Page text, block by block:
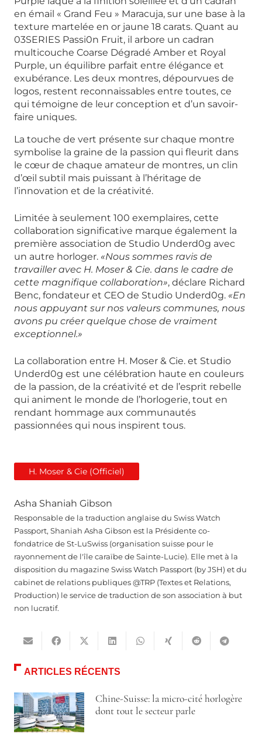
en émail « Grand Feu » Maracuja, sur une base à la
texture martelée en or jaune 18 carats. Quant au
03SERIES Passi0n Fruit, il arbore un cadran
multicouche Coarse Dégradé Amber et Royal
Purple, un équilibre parfait entre élégance et
exubérance. Les deux montres, dépourvues de
logos, restent reconnaissables entre toutes, ce
qui témoigne de leur conception et d’un savoir-
faire uniques.
La touche de vert présente sur chaque montre
symbolise la graine de la passion qui fleurit dans
le cœur de chaque amateur de montres, un clin
d’œil subtil mais puissant à l’héritage de
l’innovation et de la créativité.
Limitée à seulement 100 exemplaires, cette
collaboration significative marque également la
première association de Studio Underd0g avec
un autre horloger. «Nous sommes ravis de
travailler avec H. Moser & Cie. dans le cadre de
cette magnifique collaboration», déclare Richard
Benc, fondateur et CEO de Studio Underd0g. «En
nous appuyant sur nos valeurs communes, nous
avons pu créer quelque chose de vraiment
exceptionnel.»
La collaboration entre H. Moser & Cie. et Studio
Underd0g est une célébration haute en couleurs
de la passion, de la créativité et de l’esprit rebelle
qui animent le monde de l’horlogerie, tout en
rendant hommage aux communautés
passionnées qui nous inspirent tous.
H. Moser & Cie (Officiel)
Asha Shaniah Gibson
Responsable de la traduction anglaise du Swiss Watch
Passport, Shaniah Asha Gibson est la Présidente co-
fondatrice de St-LuSwiss (organisation suisse pour le
rayonnement de l'île caraïbe de Sainte-Lucie). Elle met à la
disposition du magazine Swiss Watch Passport (by JSH) et du
cabinet de relations publiques @TRP (Textes et Relations,
Production) le service de traduction de son association à but
non lucratif.
ARTICLES RÉCENTS
Chine-Suisse: la micro-cité horlogère
dont tout le secteur parle